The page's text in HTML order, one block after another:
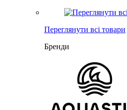
Переглянути всі товари
Бренди